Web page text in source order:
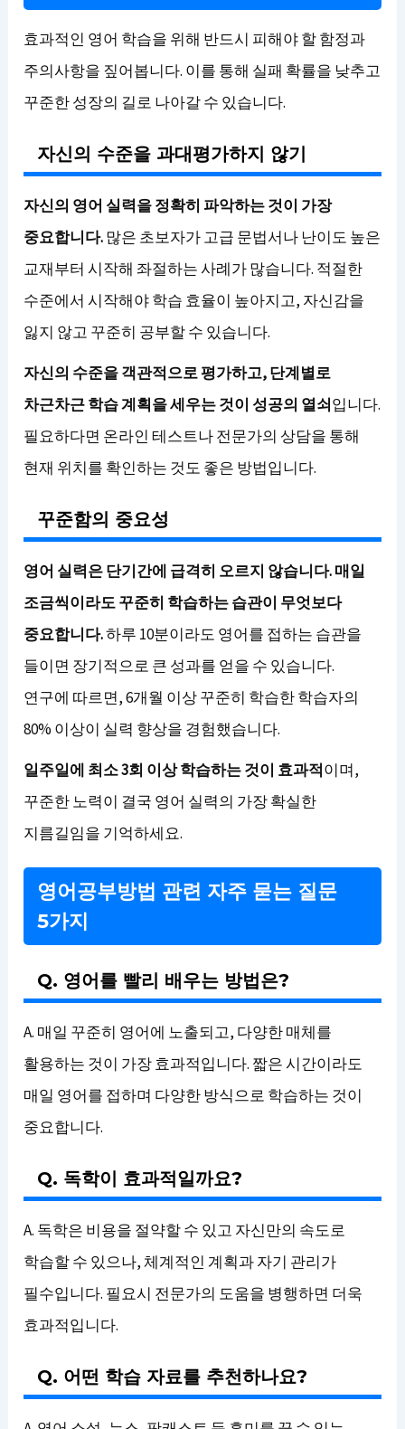
효과적인 영어 학습을 위해 반드시 피해야 할 함정과
주의사항을 짚어봅니다. 이를 통해 실패 확률을 낮추고
꾸준한 성장의 길로 나아갈 수 있습니다.
자신의 수준을 과대평가하지 않기
자신의 영어 실력을 정확히 파악하는 것이 가장
중요합니다.많은 초보자가 고급 문법서나 난이도 높은
교재부터 시작해 좌절하는 사례가 많습니다. 적절한
수준에서 시작해야 학습 효율이 높아지고, 자신감을
잃지 않고 꾸준히 공부할 수 있습니다.
자신의 수준을 객관적으로 평가하고, 단계별로
차근차근 학습 계획을 세우는 것이 성공의 열쇠입니다.
필요하다면 온라인 테스트나 전문가의 상담을 통해
현재 위치를 확인하는 것도 좋은 방법입니다.
꾸준함의 중요성
영어 실력은 단기간에 급격히 오르지 않습니다. 매일
조금씩이라도 꾸준히 학습하는 습관이 무엇보다
중요합니다.하루 10분이라도 영어를 접하는 습관을
들이면 장기적으로 큰 성과를 얻을 수 있습니다.
연구에 따르면, 6개월 이상 꾸준히 학습한 학습자의
80% 이상이 실력 향상을 경험했습니다.
일주일에 최소 3회 이상 학습하는 것이 효과적이며,
꾸준한 노력이 결국 영어 실력의 가장 확실한
지름길임을 기억하세요.
영어공부방법 관련 자주 묻는 질문
5가지
Q. 영어를 빨리 배우는 방법은?
A. 매일 꾸준히 영어에 노출되고, 다양한 매체를
활용하는 것이 가장 효과적입니다. 짧은 시간이라도
매일 영어를 접하며 다양한 방식으로 학습하는 것이
중요합니다.
Q. 독학이 효과적일까요?
A. 독학은 비용을 절약할 수 있고 자신만의 속도로
학습할 수 있으나, 체계적인 계획과 자기 관리가
필수입니다. 필요시 전문가의 도움을 병행하면 더욱
효과적입니다.
Q. 어떤 학습 자료를 추천하나요?